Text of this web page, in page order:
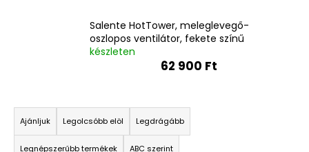
Salente HotTower, meleglevegő-
oszlopos ventilátor, fekete színű
készleten
62 900 Ft
T
e
r
Ajánljuk Legolcsóbb elöl Legdrágább
Legnépszerűbb termékek ABC szerint